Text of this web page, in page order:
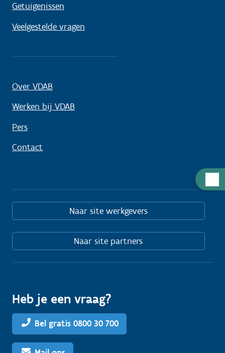
Getuigenissen
Veelgestelde vragen
Over VDAB
Werken bij VDAB
Pers
Contact
Naar site werkgevers
Naar site partners
Heb je een vraag?
Bel gratis 0800 30 700